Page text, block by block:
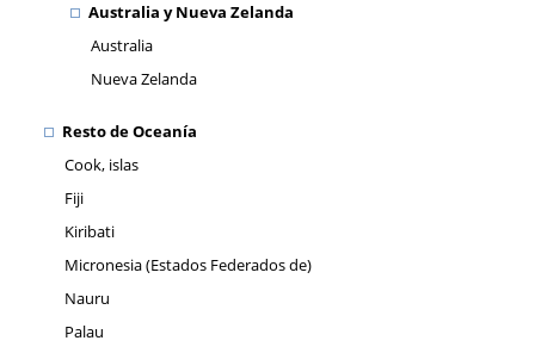
Australia y Nueva Zelanda
Australia
Nueva Zelanda
Resto de Oceanía
Cook, islas
Fiji
Kiribati
Micronesia (Estados Federados de)
Nauru
Palau